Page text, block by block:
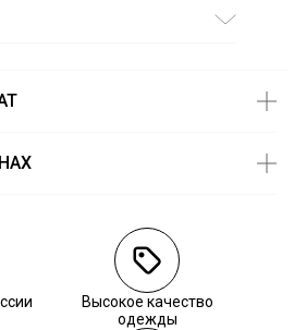
СДЭК
выдачи СДЭК
магазинов
Высокое качество
одежды